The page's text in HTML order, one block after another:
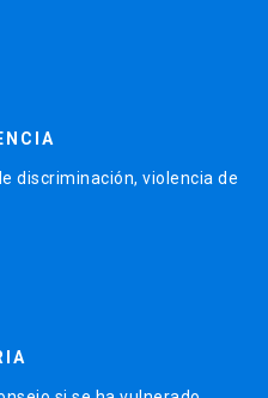
discriminación, violencia de